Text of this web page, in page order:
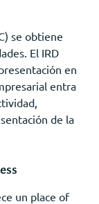
se obtiene
El IRD
en
entra
de la
un place of